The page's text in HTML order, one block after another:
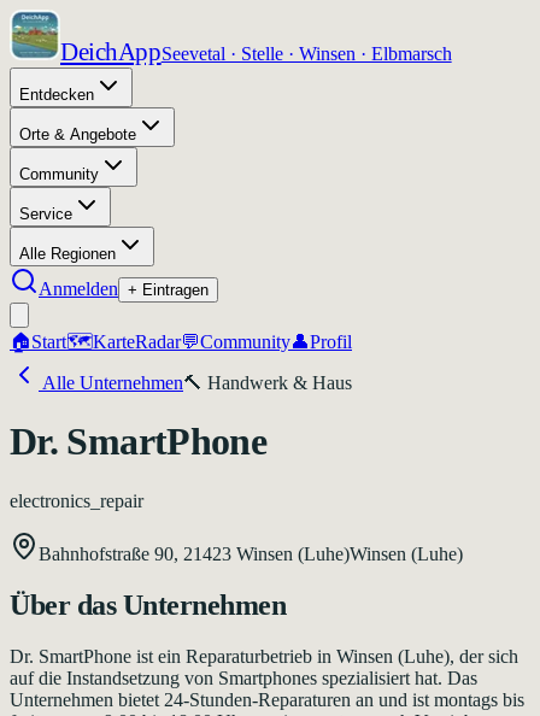
DeichAppSeevetal · Stelle · Winsen · Elbmarsch
Entdecken
Orte & Angebote
Community
Service
Alle Regionen
Anmelden + Eintragen
🏠Start🗺️KarteRadar💬Community👤Profil
Alle Unternehmen🔨 Handwerk & Haus
Dr. SmartPhone
electronics_repair
Bahnhofstraße 90, 21423 Winsen (Luhe)Winsen (Luhe)
Über das Unternehmen
Dr. SmartPhone ist ein Reparaturbetrieb in Winsen (Luhe), der sich
auf die Instandsetzung von Smartphones spezialisiert hat. Das
Unternehmen bietet 24-Stunden-Reparaturen an und ist montags bis